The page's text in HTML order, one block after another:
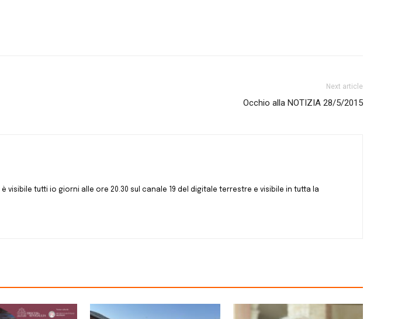
Next article
Occhio alla NOTIZIA 28/5/2015
visibile tutti io giorni alle ore 20.30 sul canale 19 del digitale terrestre e visibile in tutta la